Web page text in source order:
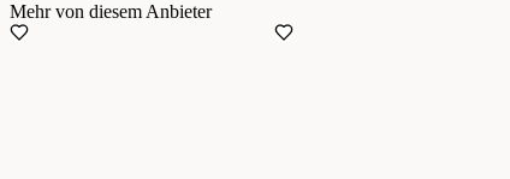
Mehr von diesem Anbieter